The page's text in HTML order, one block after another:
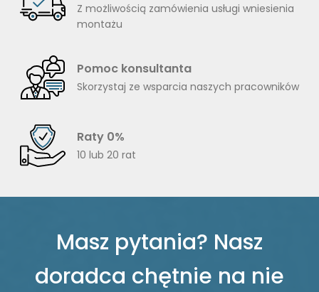
Z możliwością zamówienia usługi wniesienia
montażu
Pomoc konsultanta
Skorzystaj ze wsparcia naszych pracowników
Raty 0%
10 lub 20 rat
Masz pytania? Nasz
doradca chętnie na nie